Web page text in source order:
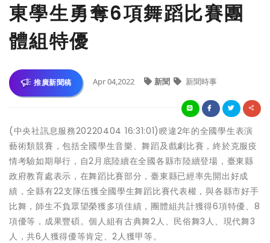
東學生勇奪6項舞蹈比賽團
體組特優
推廣新聞稿 Apr 04,2022 新聞 新聞時事
(中央社訊息服務20220404 16:31:01)睽違2年的全國學生表演
藝術類競賽，包括全國學生音樂、舞蹈及戲劇比賽，終於克服疫
情考驗如期舉行，自2月底陸續在全國各縣市陸續登場，臺東縣
政府教育處表示，在舞蹈比賽部分，臺東縣已經率先開出好成
績，全縣有22支隊伍獲全國學生舞蹈比賽代表權，與各縣市好手
比舞，師生不負眾望榮獲多項佳績，團體組共計獲得6項特優、8
項優等，成果豐碩。個人組有古典舞2人、民俗舞3人、現代舞3
人，共6人獲得優等肯定、2人獲甲等。